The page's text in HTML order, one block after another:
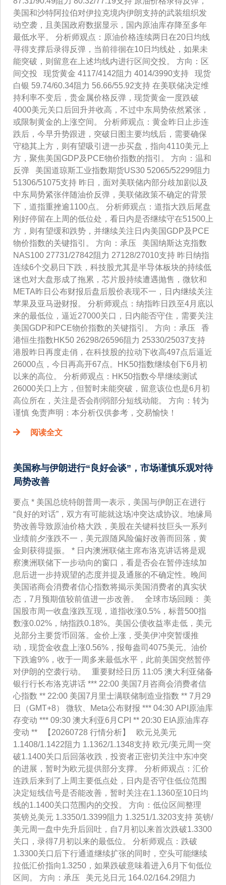
美国和沙特阿拉伯对伊拉克境内伊朗支持的武装组织发
动空袭，且美国政府数据显示，国内原油库存降至多年
最低水平。 分析师观点：原油价格连续两日在20日均线
寻得支撑后录得反弹，当前徘徊在10日均线处，如果未
能突破，则留意在上述均线内进行区间交投。 方向：区
间交投 现货黄金 4117/4142阻力 4014/3990支持 现货
白银 59.74/60.34阻力 56.66/55.92支持 在美联储决定维
持利率不变后，贵金属价格反弹，现货黄金一度跌破
4000美元关口后回升并收高，不过中东局势依然紧张，
或限制黄金的上涨空间。 分析师观点：黄金昨日止步连
跌后，今早升势跟进，突破日图主要均线后，需要确保
守稳其上方，则有望吸引进一步买盘，指向4110美元上
方，聚焦美国GDP及PCE物价指数的指引。 方向：温和
反弹 美国道琼斯工业指数期货US30 52065/52299阻力
51306/51075支持 昨日，面对美联储内部分歧加剧以及
中东局势紧张伴随油价反弹，美联储政策不确定的背景
下，道指重挫逾1100点。 分析师观点：道指大跌后尾盘
刚好停留在上周的低位处，看日内是否继续守在51500上
方，则有望缓和跌势，并继续关注日内美国GDP及PCE
物价指数的关键指引。 方向：承压 美国纳斯达克指数
NAS100 27731/27842阻力 27128/27010支持 昨日纳指
连续6个交易日下跌，科技股尤其是半导体板块的持续低
迷也对大盘形成了拖累，芯片股持续遭遇抛售，微软和
META昨日公布财报后盘后股价表现不一，日内继续关注
苹果及亚马逊财报。 分析师观点：纳指昨日跌至4月底以
来的最低位，逼近27000关口，日内能否守住，需要关注
美国GDP和PCE物价指数的关键指引。 方向：承压 香
港恒生指数HK50 26298/26596阻力 25330/25037支持
港股昨日再度走俏，在科技股的拉动下收高497点后逼近
26000点，今日再高开67点。HK50指数继续创下6月初
以来的高位。 分析师观点：HK50指数今早继续测试
26000关口上方，但暂时未能突破，留意该位也是6月初
高位所在，关注是否会削弱部分短线动能。 方向：转为
谨慎 免责声明：本分析仅供参考，交易愉快！
阅读全文
美国称与伊朗进行“良好会谈”，市场谨慎乐观对待
局势改善
要点 * 美国总统特朗普周一表示，美国与伊朗正在进行
“良好的对话”，双方有可能就这场冲突达成协议。地缘局
势改善导致原油价格大跌，美股在关键科技巨头一系列
业绩前夕涨跌不一，美元跟随风险偏好改善而回落，黄
金则获得提振。 * 日内澳洲联储主席布洛克讲话将是观
察澳洲联储下一步动向的窗口，看是否会在暂停连续加
息后进一步持观望的态度并提及通胀的不确定性。晚间
美国谘商会消费者信心指数将揭示美国消费者的真实状
态，7月预期值较前值进一步改善。 全球市场回顾： 美
国股市周一收盘涨跌互现，道指收涨0.5%，标普500指
数涨0.02%，纳指跌0.18%。美国公债收益率走低，美元
兑部分主要货币回落。金价上涨，受美伊冲突暂缓推
动，现货金收盘上涨0.56%，报每盎司4075美元。油价
下跌逾9%，收于一周多来最低水平，此前美国突然暂停
对伊朗的空袭行动。 重要财经日历 11:05 澳大利亚储备
银行行长布洛克讲话 *** 22:00 美国7月咨商会消费者信
心指数 ** 22:00 美国7月里士满联储制造业指数 ** 7月29
日（GMT+8） 微软、Meta公布财报 *** 04:30 API原油库
存变动 *** 09:30 澳大利亚6月CPI ** 20:30 EIA原油库存
变动 ** 【20260728 行情分析】 欧元兑美元
1.1408/1.1422阻力 1.1362/1.1348支持 欧元/美元周一突
破1.1400关口后回落收跌，投资者正密切关注中东冲突
的进展，暂时为欧元提供部分支撑。 分析师观点：汇价
连跌后来到了上周主要低点处，日内是否守住低位范围
决定短线信号是否能改善，暂时关注在1.1360至10日均
线的1.1400关口范围内的交投。 方向：低位区间整理
英镑兑美元 1.3350/1.3399阻力 1.3251/1.3203支持 英镑/
美元周一盘中先升后回吐，自7月初以来首次跌破1.3300
关口，录得7月初以来的最低位。 分析师观点：跌破
1.3300关口后下行通道继续扩张的同时，空头可能继续
拉低汇价指向1.3250，如果跌破意味着进入6月下旬低位
区间。 方向：承压 美元兑日元 164.02/164.29阻力